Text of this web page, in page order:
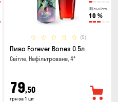
Щільність
10 %
(0)
Пиво Forever Bones 0.5л
Світле, Нефільтроване, 4°
79,50
грн за 1 шт